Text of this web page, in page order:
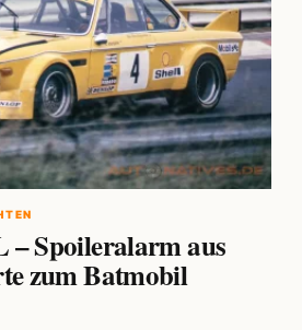
– Spoileralarm aus
zum Batmobil